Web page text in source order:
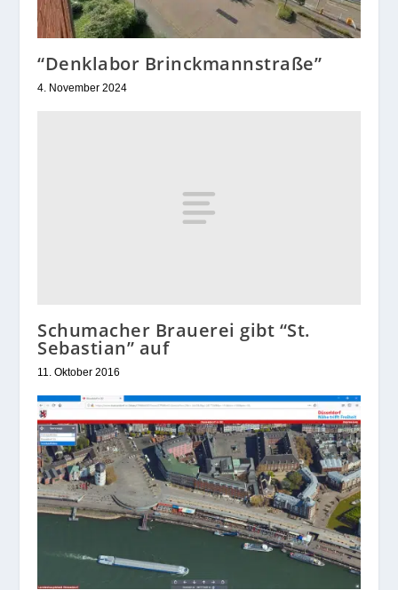
“Denklabor Brinckmannstraße”
4. November 2024
Schumacher Brauerei gibt “St.
Sebastian” auf
11. Oktober 2016